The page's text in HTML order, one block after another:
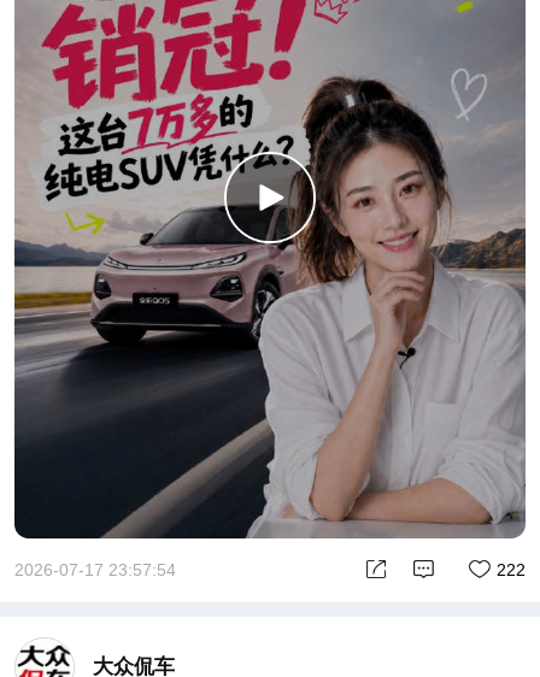
2026-07-17 23:57:54 222
大众侃车